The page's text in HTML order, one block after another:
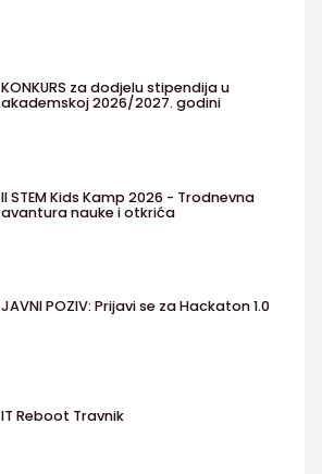
KONKURS za dodjelu stipendija u
akademskoj 2026/2027. godini
II STEM Kids Kamp 2026 - Trodnevna
avantura nauke i otkrića
JAVNI POZIV: Prijavi se za Hackaton 1.0
IT Reboot Travnik